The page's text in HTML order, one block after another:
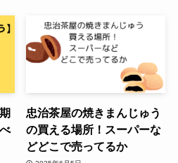
忠治茶屋の焼きまんじゅう
の買える場所！スーパーな
どどこで売ってるか